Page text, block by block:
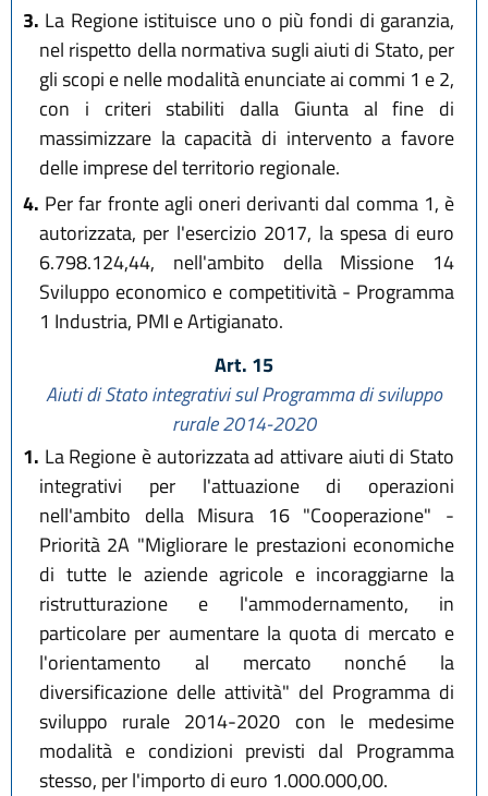
3. La Regione istituisce uno o più fondi di garanzia,
nel rispetto della normativa sugli aiuti di Stato, per
gli scopi e nelle modalità enunciate ai commi 1 e 2,
con i criteri stabiliti dalla Giunta al fine di
massimizzare la capacità di intervento a favore
delle imprese del territorio regionale.
4. Per far fronte agli oneri derivanti dal comma 1, è
autorizzata, per l'esercizio 2017, la spesa di euro
6.798.124,44, nell'ambito della Missione 14
Sviluppo economico e competitività - Programma
1 Industria, PMI e Artigianato.
Art. 15
Aiuti di Stato integrativi sul Programma di sviluppo
rurale 2014-2020
1. La Regione è autorizzata ad attivare aiuti di Stato
integrativi per l'attuazione di operazioni
nell'ambito della Misura 16 "Cooperazione" -
Priorità 2A "Migliorare le prestazioni economiche
di tutte le aziende agricole e incoraggiarne la
ristrutturazione e l'ammodernamento, in
particolare per aumentare la quota di mercato e
l'orientamento al mercato nonché la
diversificazione delle attività" del Programma di
sviluppo rurale 2014-2020 con le medesime
modalità e condizioni previsti dal Programma
stesso, per l'importo di euro 1.000.000,00.